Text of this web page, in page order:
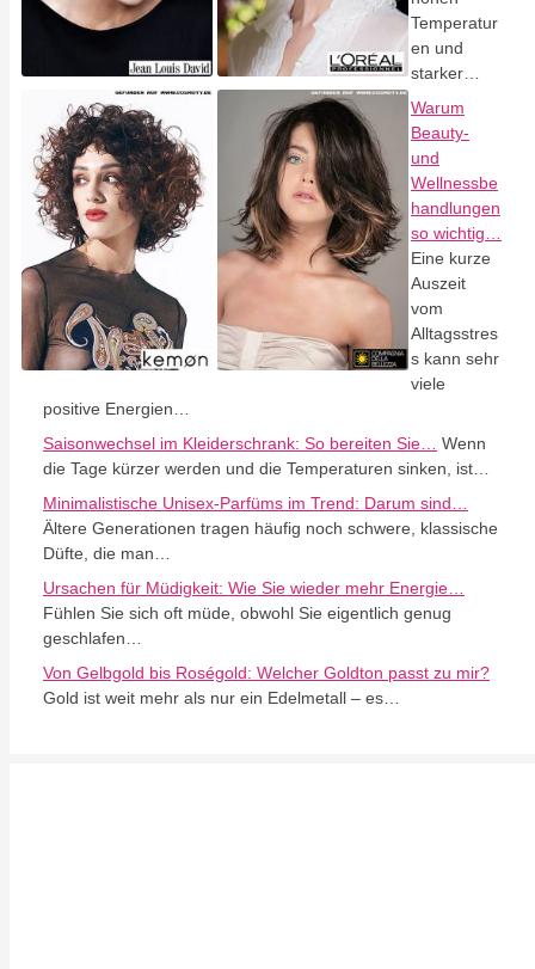
Temperatur
en und
starker…
Warum
Beauty-
und
Wellnessbe
handlungen
so wichtig…
Eine kurze
Auszeit
vom
Alltagsstres
s kann sehr
viele
positive Energien…
Saisonwechsel im Kleiderschrank: So bereiten Sie…
Wenn
die Tage kürzer werden und die Temperaturen sinken, ist…
Minimalistische Unisex-Parfüms im Trend: Darum sind…
Ältere Generationen tragen häufig noch schwere, klassische
Düfte, die man…
Ursachen für Müdigkeit: Wie Sie wieder mehr Energie…
Fühlen Sie sich oft müde, obwohl Sie eigentlich genug
geschlafen…
Von Gelbgold bis Roségold: Welcher Goldton passt zu mir?
Gold ist weit mehr als nur ein Edelmetall – es…